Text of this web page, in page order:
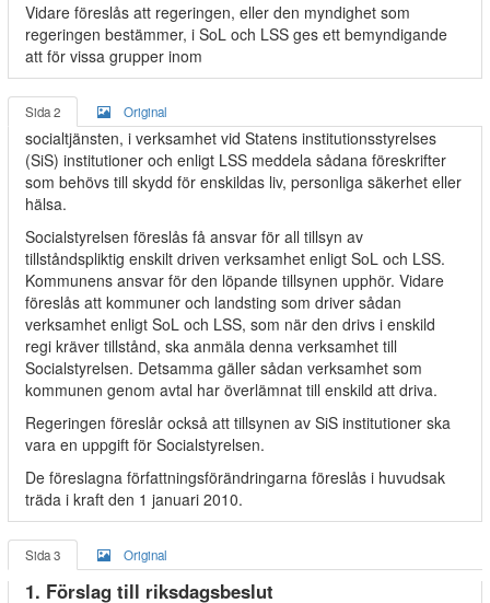
Vidare föreslås att regeringen, eller den myndighet som
regeringen bestämmer, i SoL och LSS ges ett bemyndigande
att för vissa grupper inom
Sida 2 Original
socialtjänsten, i verksamhet vid Statens institutionsstyrelses
(SiS) institutioner och enligt LSS meddela sådana föreskrifter
som behövs till skydd för enskildas liv, personliga säkerhet eller
hälsa.
Socialstyrelsen föreslås få ansvar för all tillsyn av
tillståndspliktig enskilt driven verksamhet enligt SoL och LSS.
Kommunens ansvar för den löpande tillsynen upphör. Vidare
föreslås att kommuner och landsting som driver sådan
verksamhet enligt SoL och LSS, som när den drivs i enskild
regi kräver tillstånd, ska anmäla denna verksamhet till
Socialstyrelsen. Detsamma gäller sådan verksamhet som
kommunen genom avtal har överlämnat till enskild att driva.
Regeringen föreslår också att tillsynen av SiS institutioner ska
vara en uppgift för Socialstyrelsen.
De föreslagna författningsförändringarna föreslås i huvudsak
träda i kraft den 1 januari 2010.
Sida 3 Original
1. Förslag till riksdagsbeslut